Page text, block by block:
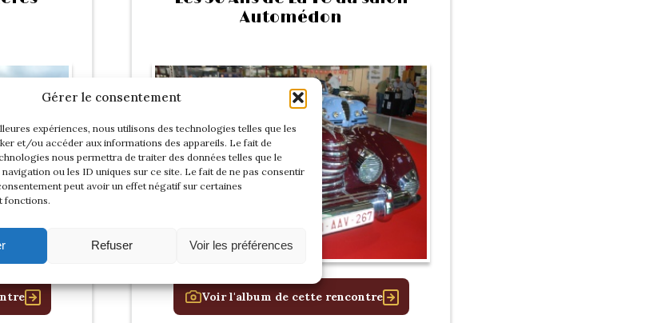
Gérer le consentement
expériences, nous utilisons des technologies telles que les
et/ou accéder aux informations des appareils. Le fait de
nous permettra de traiter des données telles que le
ou les ID uniques sur ce site. Le fait de ne pas consentir
peut avoir un effet négatif sur certaines
fonctions.
Refuser Voir les préférences
Automédon
Voir l'album de cette rencontre